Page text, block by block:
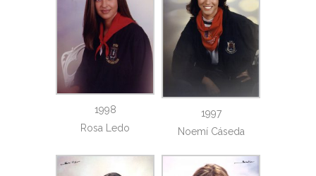
1998
Rosa Ledo
1997
Noemí Cáseda